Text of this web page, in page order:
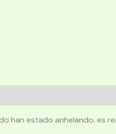
han estado anhelando, es